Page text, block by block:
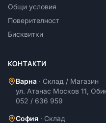
Общи условия
Поверителност
Бисквитки
КОНТАКТИ
Варна · Склад / Магазин
ул. Атанас Москов 11,
052 / 636 959
София · Склад